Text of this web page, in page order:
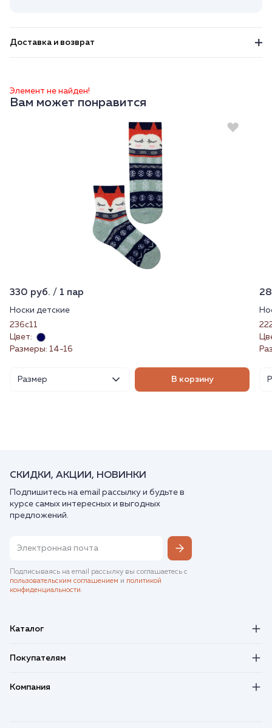
Доставка и возврат
Элемент не найден!
Вам может понравится
330 руб. / 1 пар
Носки детские
236с11
Цвет:
Размеры: 14-16
Размер В корзину
СКИДКИ, АКЦИИ, НОВИНКИ
Подпишитесь на email рассылку и будьте в
курсе самых интересных и выгодных
предложений.
Подписываясь на email рассылку вы соглашаетесь с
пользовательским соглашением и политикой
конфиденциальности.
Каталог
Покупателям
Компания